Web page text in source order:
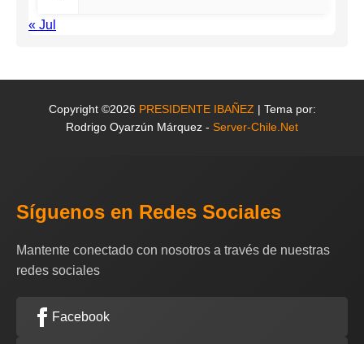
« Jul
Copyright ©2026 PRESIDENTE IBAÑEZ | Tema por:
Rodrigo Oyarzún Márquez - Server-Chile.Net
Síguenos en Redes Sociales
Mantente conectado con nosotros a través de nuestras
redes sociales
Facebook